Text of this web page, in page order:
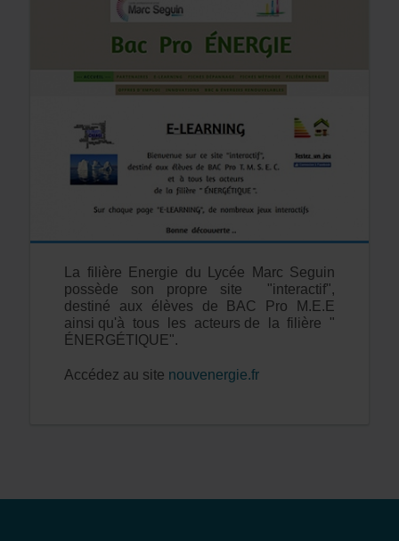
La filière Energie du Lycée Marc Seguin
possède son propre site "interactif",
destiné aux élèves de BAC Pro M.E.E
ainsi qu'à tous les acteurs de la filière "
ÉNERGÉTIQUE".
Accédez au site nouvenergie.fr